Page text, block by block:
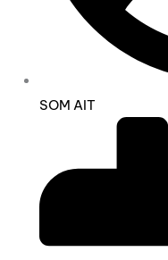
SOM AIT